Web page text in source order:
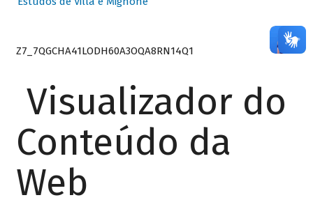
Z7_7QGCHA41LODH60A3OQA8RN14Q1
Visualizador do
Conteúdo da
Web